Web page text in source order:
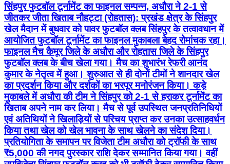
सिंहपुर फुटबॉल टूर्नामेंट का फाइनल सम्पन्न, अधौरा ने 2-1 से
जीतकर जीता खिताब नौहट्टा (रोहतास): प्रखंड क्षेत्र के सिंहपुर
खेल मैदान में बुधवार को पावर फुटबॉल क्लब सिंहपुर के तत्वावधान में
आयोजित फुटबॉल टूर्नामेंट का फाइनल मुकाबला बेहद रोमांचक रहा।
फाइनल मैच कैमूर जिले के अधौरा और रोहतास जिले के सिंहपुर
फुटबॉल क्लब के बीच खेला गया। मैच का शुभारंभ रेफरी आनंद
कुमार के नेतृत्व में हुआ। शुरुआत से ही दोनों टीमों ने शानदार खेल
का प्रदर्शन किया और दर्शकों का भरपूर मनोरंजन किया। कड़े
मुकाबले में अधौरा की टीम ने सिंहपुर को 2-1 से हराकर टूर्नामेंट का
खिताब अपने नाम कर लिया। मैच से पूर्व उपस्थित जनप्रतिनिधियों
एवं अतिथियों ने खिलाड़ियों से परिचय प्राप्त कर उनका उत्साहवर्धन
किया तथा खेल को खेल भावना के साथ खेलने का संदेश दिया।
प्रतियोगिता के समापन पर विजेता टीम अधौरा को ट्रॉफी के साथ
₹5,000 की नगद पुरस्कार राशि देकर सम्मानित किया गया। वहीं